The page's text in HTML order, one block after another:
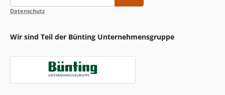
Datenschutz
Wir sind Teil der Bünting Unternehmensgruppe